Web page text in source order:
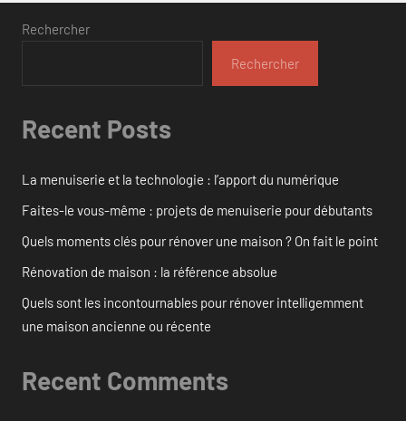
Rechercher
Rechercher
Recent Posts
La menuiserie et la technologie : l’apport du numérique
Faites-le vous-même : projets de menuiserie pour débutants
Quels moments clés pour rénover une maison ? On fait le point
Rénovation de maison : la référence absolue
Quels sont les incontournables pour rénover intelligemment
une maison ancienne ou récente
Recent Comments